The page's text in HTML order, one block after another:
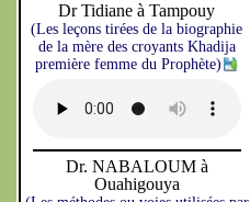
Dr Tidiane à Tampouy
(Les leçons tirées de la biographie
de la mère des croyants Khadija
première femme du Prophète)
Dr. NABALOUM à
Ouahigouya